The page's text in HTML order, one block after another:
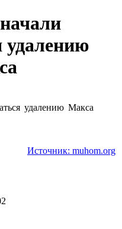
удалению
Источник: muhom.org